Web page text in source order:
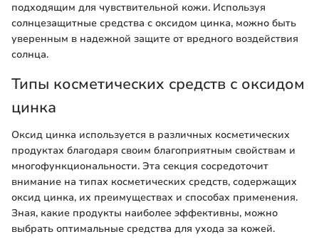
подходящим для чувствительной кожи. Используя
солнцезащитные средства с оксидом цинка, можно быть
уверенным в надежной защите от вредного воздействия
солнца.
Типы косметических средств с оксидом
цинка
Оксид цинка используется в различных косметических
продуктах благодаря своим благоприятным свойствам и
многофункциональности. Эта секция сосредоточит
внимание на типах косметических средств, содержащих
оксид цинка, их преимуществах и способах применения.
Зная, какие продукты наиболее эффективны, можно
выбрать оптимальные средства для ухода за кожей.